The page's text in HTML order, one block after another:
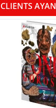
CLIENTS